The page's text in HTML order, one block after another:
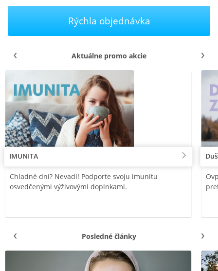
Rýchla objednávka
Aktuálne promo akcie
IMUNITA
Chladné dni? Nevadí! Podporte svoju imunitu
osvedčenými výživovými doplnkami.
Posledné články